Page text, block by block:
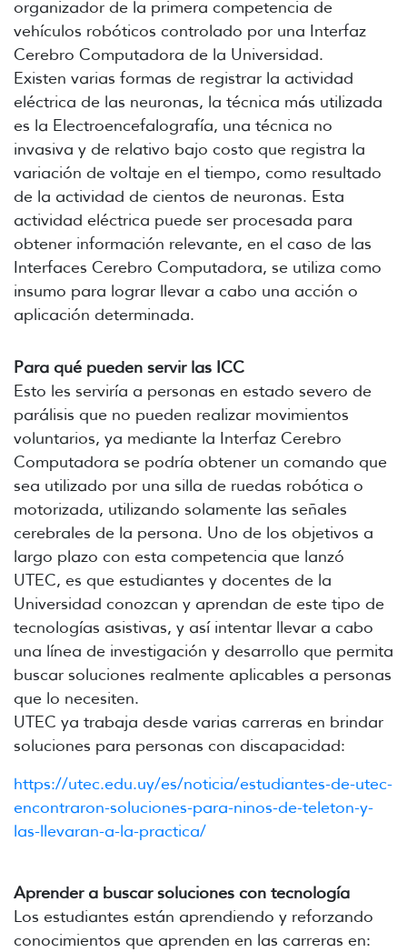
organizador de la primera competencia de
vehículos robóticos controlado por una Interfaz
Cerebro Computadora de la Universidad.
Existen varias formas de registrar la actividad
eléctrica de las neuronas, la técnica más utilizada
es la Electroencefalografía, una técnica no
invasiva y de relativo bajo costo que registra la
variación de voltaje en el tiempo, como resultado
de la actividad de cientos de neuronas. Esta
actividad eléctrica puede ser procesada para
obtener información relevante, en el caso de las
Interfaces Cerebro Computadora, se utiliza como
insumo para lograr llevar a cabo una acción o
aplicación determinada.
Para qué pueden servir las ICC
Esto les serviría a personas en estado severo de
parálisis que no pueden realizar movimientos
voluntarios, ya mediante la Interfaz Cerebro
Computadora se podría obtener un comando que
sea utilizado por una silla de ruedas robótica o
motorizada, utilizando solamente las señales
cerebrales de la persona. Uno de los objetivos a
largo plazo con esta competencia que lanzó
UTEC, es que estudiantes y docentes de la
Universidad conozcan y aprendan de este tipo de
tecnologías asistivas, y así intentar llevar a cabo
una línea de investigación y desarrollo que permita
buscar soluciones realmente aplicables a personas
que lo necesiten.
UTEC ya trabaja desde varias carreras en brindar
soluciones para personas con discapacidad:
https://utec.edu.uy/es/noticia/estudiantes-de-utec-
encontraron-soluciones-para-ninos-de-teleton-y-
las-llevaran-a-la-practica/
Aprender a buscar soluciones con tecnología
Los estudiantes están aprendiendo y reforzando
conocimientos que aprenden en las carreras en: